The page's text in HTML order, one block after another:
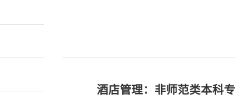
酒店管理：非师范类本科